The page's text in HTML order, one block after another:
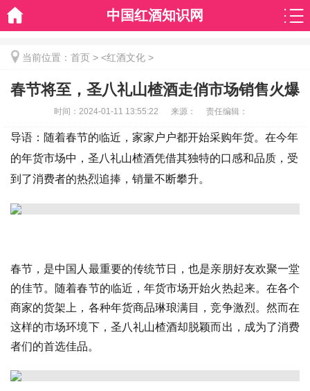
中国红酒知识网
当前位置： 首页 > <红酒文化 >
春节将至，圣八礼山楂酒走俏市场销售火爆
时间： 2024-01-11 13:55:22 来源： 责任编辑：
导语：随着春节的临近，家家户户都开始采购年货。在今年
的年货市场中，圣八礼山楂酒凭借其独特的口感和品质，受
到了消费者的热烈追捧，销量不断攀升。
春节，是中国人最重要的传统节日，也是亲朋好友欢聚一堂
的佳节。随着春节的临近，年货市场开始火热起来。在各个
商家的货架上，各种年货商品琳琅满目，竞争激烈。然而在
这样的市场环境下，圣八礼山楂酒却脱颖而出，成为了消费
者们的首选佳品。